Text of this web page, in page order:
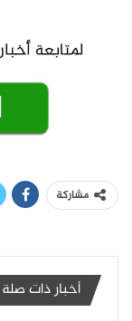
مشاركة
أخبار ذات صلة